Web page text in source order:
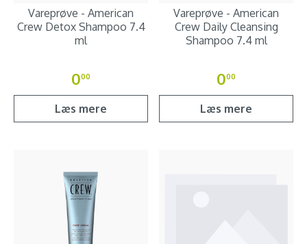
Vareprøve - American
Crew Detox Shampoo 7.4
ml
000
Læs mere
Vareprøve - American
Crew Daily Cleansing
Shampoo 7.4 ml
000
Læs mere